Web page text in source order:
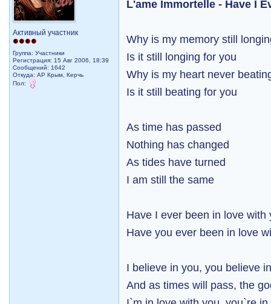
Активный участник
Группа: Участники
Регистрация: 15 Авг 2006, 18:39
Сообщений: 1642
Откуда: АР Крым, Керчь
Пол:
L'ame Immortelle - Have I
Why is my memory still
Is it still longing for you
Why is my heart never
Is it still beating for you
As time has passed
Nothing has changed
As tides have turned
I am still the same
Have I ever been in love with
Have you ever been in love
I believe in you, you believe
And as times will pass, the